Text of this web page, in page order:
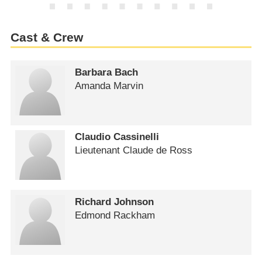
Cast & Crew
Barbara Bach
Amanda Marvin
Claudio Cassinelli
Lieutenant Claude de Ross
Richard Johnson
Edmond Rackham